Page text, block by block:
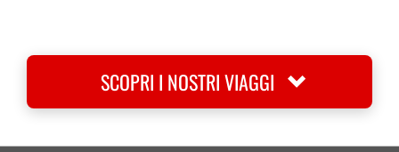
SCOPRI I NOSTRI VIAGGI